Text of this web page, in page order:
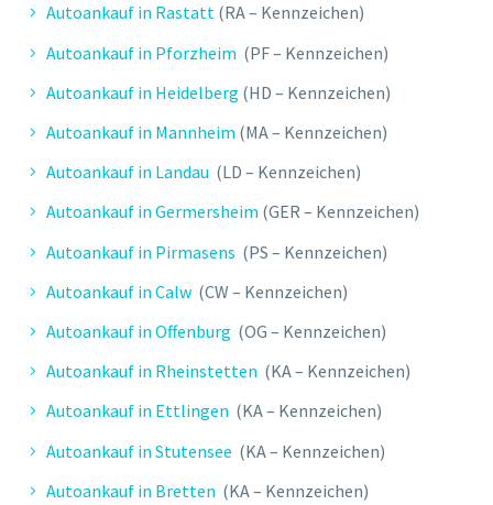
Autoankauf in Rastatt (RA – Kennzeichen)
Autoankauf in Pforzheim (PF – Kennzeichen)
Autoankauf in Heidelberg (HD – Kennzeichen)
Autoankauf in Mannheim (MA – Kennzeichen)
Autoankauf in Landau (LD – Kennzeichen)
Autoankauf in Germersheim (GER – Kennzeichen)
Autoankauf in Pirmasens (PS – Kennzeichen)
Autoankauf in Calw (CW – Kennzeichen)
Autoankauf in Offenburg (OG – Kennzeichen)
Autoankauf in Rheinstetten (KA – Kennzeichen)
Autoankauf in Ettlingen (KA – Kennzeichen)
Autoankauf in Stutensee (KA – Kennzeichen)
Autoankauf in Bretten (KA – Kennzeichen)